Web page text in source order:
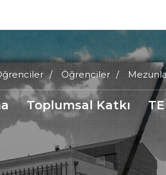
Öğrenciler
Toplumsal Katkı